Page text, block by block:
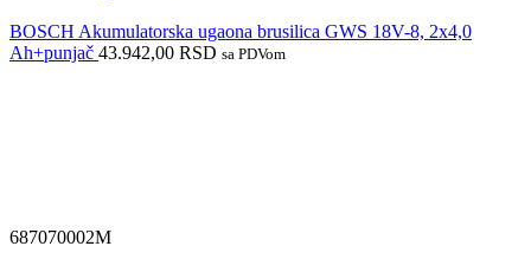
BOSCH Akumulatorska ugaona brusilica GWS 18V-8, 2x4,0
Ah+punjač 43.942,00 RSD sa PDVom
687070002M